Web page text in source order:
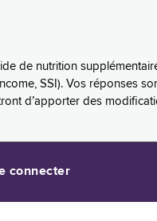
de nutrition
SSI). Vos réponses
d’apporter des
connecter